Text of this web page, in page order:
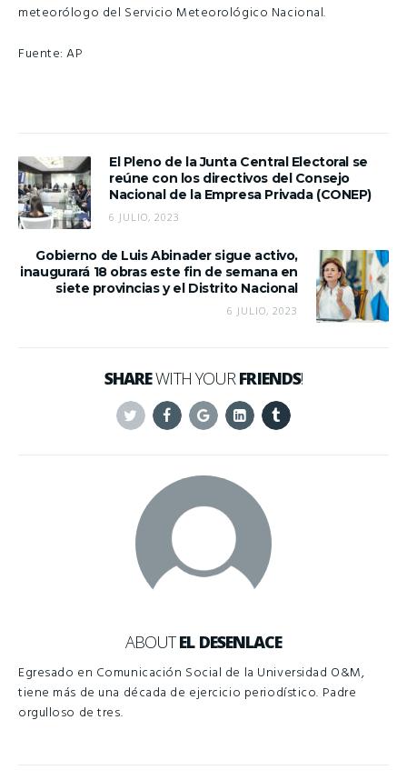
meteorólogo del Servicio Meteorológico Nacional.
Fuente: AP
El Pleno de la Junta Central Electoral se
reúne con los directivos del Consejo
Nacional de la Empresa Privada (CONEP)
6 JULIO, 2023
Gobierno de Luis Abinader sigue activo,
inaugurará 18 obras este fin de semana en
siete provincias y el Distrito Nacional
6 JULIO, 2023
SHAREWITH YOUR FRIENDS!
ABOUTEL DESENLACE
Egresado en Comunicación Social de la Universidad O&M,
tiene más de una década de ejercicio periodístico. Padre
orgulloso de tres.